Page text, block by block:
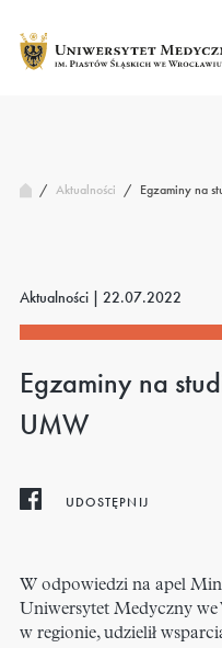
treści
strony
/ Aktualności / Egzaminy na
Aktualności | 22.07.2022
Egzaminy na
UMW
UDOSTĘPNIJ
W odpowiedzi na apel
Uniwersytet Medyczny we
w regionie, udzielił